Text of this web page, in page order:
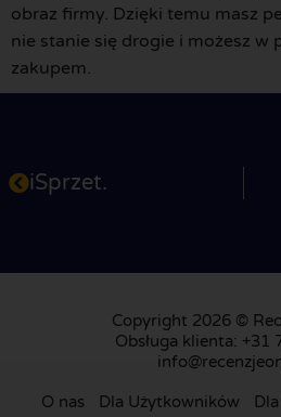
obraz firmy. Dzięki temu masz
nie stanie się drogie i możesz w
zakupem.
iSprzet.
Copyright 2026 ©
Obsługa klienta: +31
O nas Dla Użytkowników